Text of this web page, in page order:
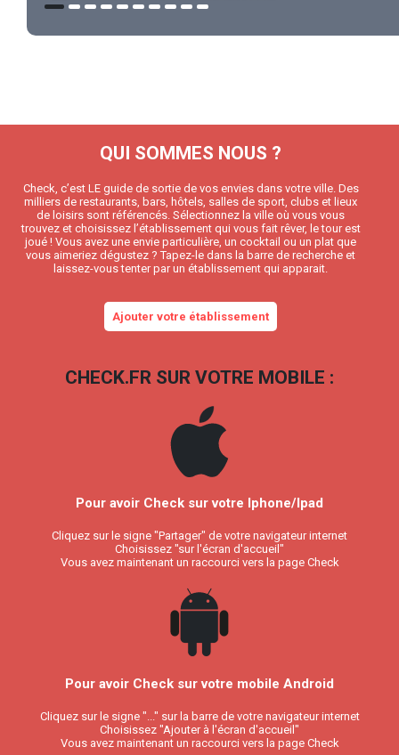
QUI SOMMES NOUS ?
Check, c’est LE guide de sortie de vos envies dans votre ville. Des
milliers de restaurants, bars, hôtels, salles de sport, clubs et lieux
de loisirs sont référencés. Sélectionnez la ville où vous vous
trouvez et choisissez l’établissement qui vous fait rêver, le tour est
joué ! Vous avez une envie particulière, un cocktail ou un plat que
vous aimeriez dégustez ? Tapez-le dans la barre de recherche et
laissez-vous tenter par un établissement qui apparait.
Ajouter votre établissement
CHECK.FR SUR VOTRE MOBILE :
Pour avoir Check sur votre Iphone/Ipad
Cliquez sur le signe "Partager" de votre navigateur internet
Choisissez "sur l'écran d'accueil"
Vous avez maintenant un raccourci vers la page Check
Pour avoir Check sur votre mobile Android
Cliquez sur le signe "..." sur la barre de votre navigateur internet
Choisissez "Ajouter à l'écran d'accueil"
Vous avez maintenant un raccourci vers la page Check